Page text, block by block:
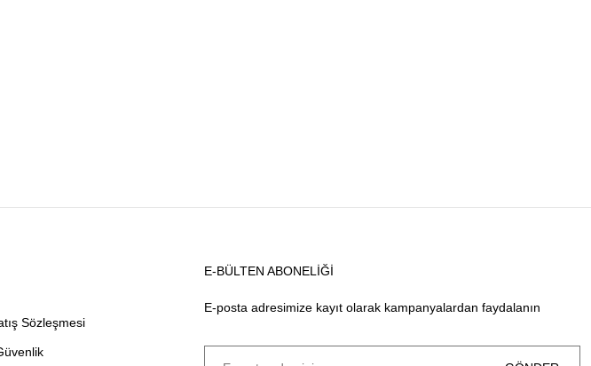
Sözleşmesi
E-BÜLTEN ABONELİĞİ
E-posta adresimize kayıt olarak kampanyalardan faydalanın